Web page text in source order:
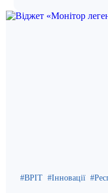
ВРІТ Інновації